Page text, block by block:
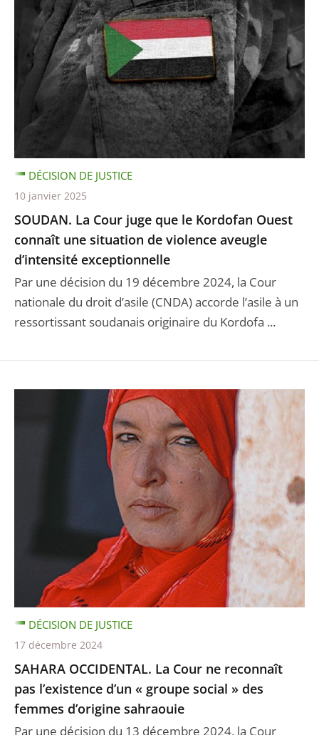
SOUDAN. La Cour juge que le Kordofan Ouest
connaît une situation de violence aveugle
d’intensité exceptionnelle
Par une décision du 19 décembre 2024, la Cour
nationale du droit d’asile (CNDA) accorde l’asile à un
ressortissant soudanais originaire du Kordofa ...
DÉCISION DE JUSTICE
10 janvier 2025
SAHARA OCCIDENTAL. La Cour ne reconnaît
pas l’existence d’un « groupe social » des
femmes d’origine sahraouie
Par une décision du 13 décembre 2024, la Cour
DÉCISION DE JUSTICE
17 décembre 2024